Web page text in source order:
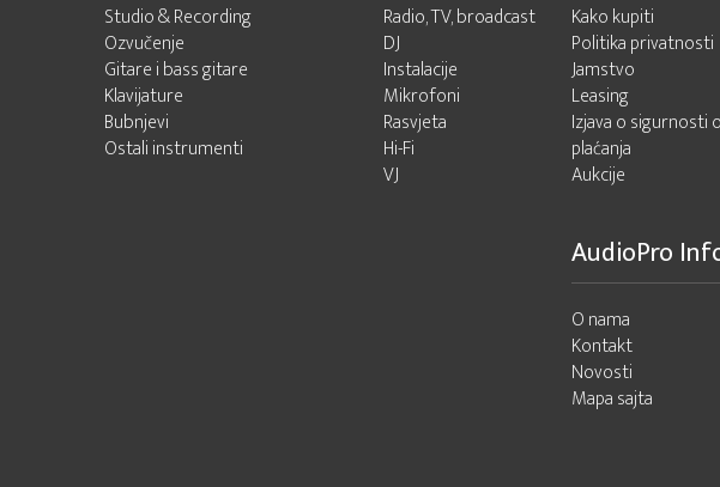
Studio & Recording
Ozvučenje
Gitare i bass gitare
Klavijature
Bubnjevi
Ostali instrumenti
Radio, TV, broadcast
DJ
Instalacije
Mikrofoni
Rasvjeta
Hi-Fi
VJ
Kako kupiti
Politika privatnosti
Jamstvo
Leasing
Izjava o sigurnosti
plaćanja
Aukcije
AudioPro
O nama
Kontakt
Novosti
Mapa sajta